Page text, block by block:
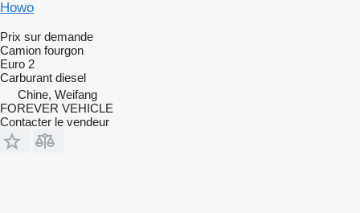
Howo
Prix sur demande
Camion fourgon
Euro 2
Carburant diesel
Chine, Weifang
FOREVER VEHICLE
Contacter le vendeur